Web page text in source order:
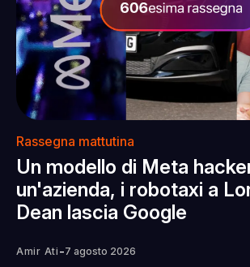
Rassegna mattutina
Un modello di Meta
un'azienda, i robotaxi a
Dean lascia Google
Amir Ati -7 agosto 2026